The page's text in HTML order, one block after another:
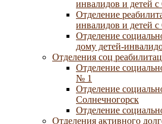
инвалидов и детей
Отделение
инвалидов и детей
Отделение
дому детей-
Отделения соц
Отделение
№ 1
Отделение
Солнечногорск
Отделение
Отделения активного